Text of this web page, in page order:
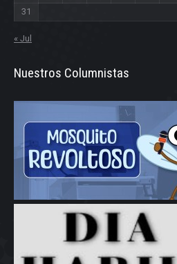
31
« Jul
Nuestros Columnistas